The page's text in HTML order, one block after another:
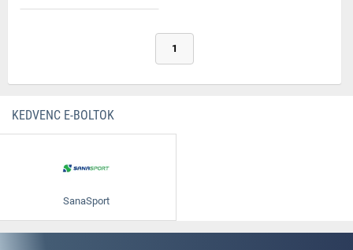
1
KEDVENC E-BOLTOK
SanaSport